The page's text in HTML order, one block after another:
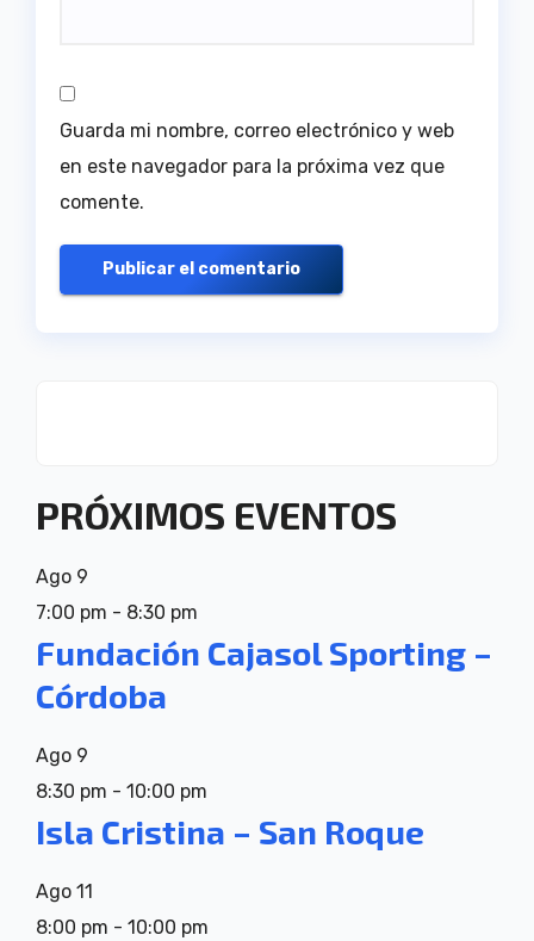
Guarda mi nombre, correo electrónico y web
en este navegador para la próxima vez que
comente.
PRÓXIMOS EVENTOS
Ago 9
7:00 pm - 8:30 pm
Fundación Cajasol Sporting –
Córdoba
Ago 9
8:30 pm - 10:00 pm
Isla Cristina – San Roque
Ago 11
8:00 pm - 10:00 pm